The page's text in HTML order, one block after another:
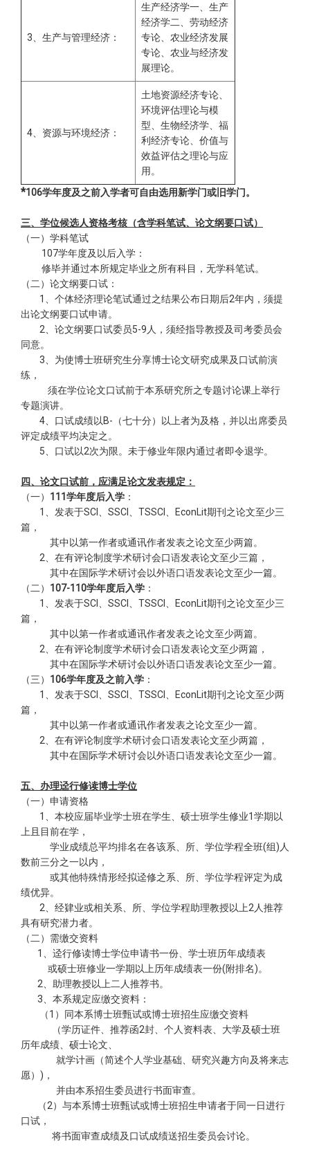
3、生产与管理经济：
生产经济学一、生产
经济学二、劳动经济
专论、农业经济发展
专论、农业与经济发
展理论。
4、资源与环境经济：
土地资源经济专论、
环境评估理论与模
型、生物经济学、福
利经济专论、价值与
效益评估之理论与应
用。
*106学年度及之前入学者可自由选用新学门或旧学门。
三、学位候选人资格考核（含学科笔试、论文纲要口试）
（一）学科笔试
107学年度及以后入学：
修毕并通过本所规定毕业之所有科目，无学科笔试。
（二）论文纲要口试：
1、个体经济理论笔试通过之结果公布日期后2年内，须提
出论文纲要口试申请。
2、论文纲要口试委员5-9人，须经指导教授及司考委员会
同意。
3、为使博士班研究生分享博士论文研究成果及口试前演
练，
须在学位论文口试前于本系研究所之专题讨论课上举行
专题演讲。
4、口试成绩以B-（七十分）以上者为及格，并以出席委员
评定成绩平均决定之。
5、口试以2次为限。未于修业年限内通过者即令退学。
四、论文口试前，应满足论文发表规定：
（一） 111学年度后入学 ：
1、发表于SCI、SSCI、TSSCI、EconLit期刊之论文至少三
篇，
其中以第一作者或通讯作者发表之论文至少两篇。
2、在有评论制度学术研讨会口语发表论文至少三篇，
其中在国际学术研讨会以外语口语发表论文至少一篇。
（二） 107-110学年度后入学 ：
1、发表于SCI、SSCI、TSSCI、EconLit期刊之论文至少三
篇，
其中以第一作者或通讯作者发表之论文至少两篇。
2、在有评论制度学术研讨会口语发表论文至少两篇，
其中在国际学术研讨会以外语口语发表论文至少一篇。
（三） 106学年度及之前入学 ：
1、发表于SCI、SSCI、TSSCI、EconLit期刊之论文至少两
篇，
其中以第一作者或通讯作者发表之论文至少一篇。
2、在有评论制度学术研讨会口语发表论文至少两篇，
其中在国际学术研讨会以外语口语发表论文至少一篇。
五、办理迳行修读博士学位
（一）申请资格
1、本校应届毕业学士班在学生、硕士班学生修业1学期以
上且目前在学，
学业成绩总平均排名在各该系、所、学位学程全班(组)人
数前三分之一以内，
或其他特殊情形经拟迳修之系、所、学位学程评定为成
绩优异。
2、经肄业或相关系、所、学位学程助理教授以上2人推荐
具有研究潜力者。
（二）需缴交资料
1、迳行修读博士学位申请书一份、学士班历年成绩表
或硕士班修业一学期以上历年成绩表一份(附排名)。
2、助理教授以上二人推荐书。
3、本系规定应缴交资料：
（1）同本系博士班甄试或博士班招生应缴交资料
（学历证件、推荐函2封、个人资料表、大学及硕士班
历年成绩、硕士论文、
就学计画（简述个人学业基础、研究兴趣方向及将来志
愿）)，
并由本系招生委员进行书面审查。
（2）与本系博士班甄试或博士班招生申请者于同一日进行
口试，
将书面审查成绩及口试成绩送招生委员会讨论。